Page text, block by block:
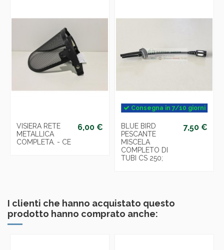
VISIERA RETE
METALLICA
COMPLETA. - CE
6,00 €
Consegna in 7/10 giorni
BLUE BIRD
PESCANTE
MISCELA
COMPLETO DI
TUBI CS 250;
7,50 €
I clienti che hanno acquistato questo
prodotto hanno comprato anche: